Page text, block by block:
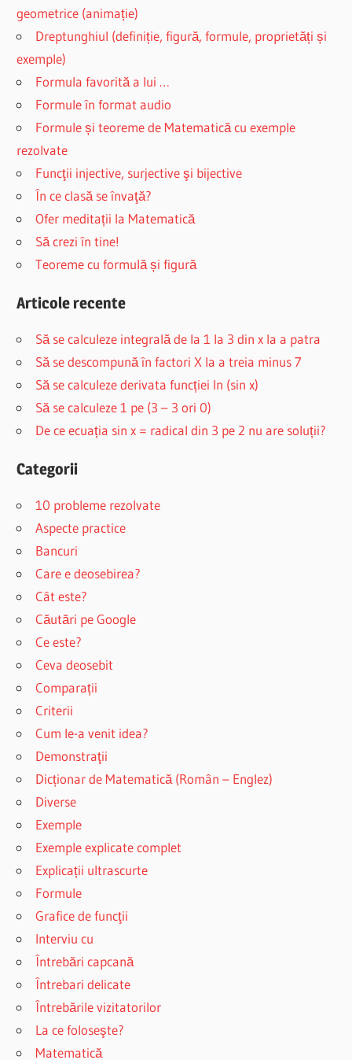
geometrice (animație)
Dreptunghiul (definiție, figură, formule, proprietăți și
exemple)
Formula favorită a lui …
Formule în format audio
Formule și teoreme de Matematică cu exemple
rezolvate
Funcţii injective, surjective şi bijective
În ce clasă se învaţă?
Ofer meditații la Matematică
Să crezi în tine!
Teoreme cu formulă și figură
Articole recente
Să se calculeze integrală de la 1 la 3 din x la a patra
Să se descompună în factori X la a treia minus 7
Să se calculeze derivata funcției ln (sin x)
Să se calculeze 1 pe (3 – 3 ori 0)
De ce ecuația sin x = radical din 3 pe 2 nu are soluții?
Categorii
10 probleme rezolvate
Aspecte practice
Bancuri
Care e deosebirea?
Cât este?
Căutări pe Google
Ce este?
Ceva deosebit
Comparații
Criterii
Cum le-a venit idea?
Demonstraţii
Dicționar de Matematică (Român – Englez)
Diverse
Exemple
Exemple explicate complet
Explicații ultrascurte
Formule
Grafice de funcţii
Interviu cu
Întrebări capcană
Întrebari delicate
Întrebările vizitatorilor
La ce foloseşte?
Matematică